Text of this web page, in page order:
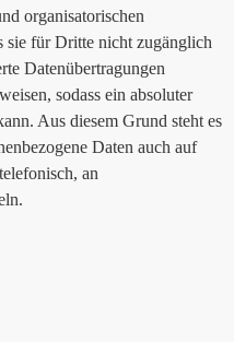
organisatorischen
sie für Dritte nicht zugänglich
Datenübertragungen
sodass ein absoluter
Aus diesem Grund steht es
Daten auch auf
an